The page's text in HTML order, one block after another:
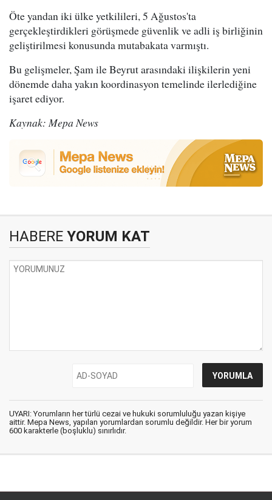
Öte yandan iki ülke yetkilileri, 5 Ağustos'ta
gerçekleştirdikleri görüşmede güvenlik ve adli iş birliğinin
geliştirilmesi konusunda mutabakata varmıştı.
Bu gelişmeler, Şam ile Beyrut arasındaki ilişkilerin yeni
dönemde daha yakın koordinasyon temelinde ilerlediğine
işaret ediyor.
Kaynak: Mepa News
HABERE YORUM KAT
UYARI: Yorumların her türlü cezai ve hukuki sorumluluğu yazan kişiye
aittir. Mepa News, yapılan yorumlardan sorumlu değildir. Her bir yorum
600 karakterle (boşluklu) sınırlıdır.